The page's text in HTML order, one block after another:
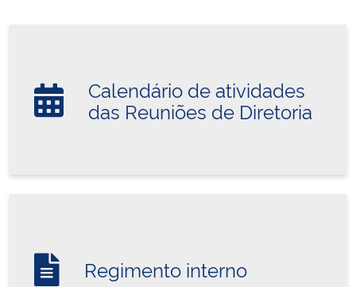
Calendário de atividades
das Reuniões de Diretoria
Regimento interno